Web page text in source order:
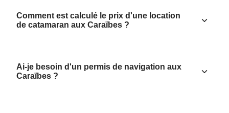
Comment est calculé le prix d'une location
de catamaran aux Caraïbes ?
Ai-je besoin d'un permis de navigation aux
Caraïbes ?